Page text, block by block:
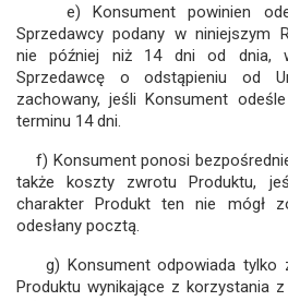
e) Konsument powinien
Sprzedawcy podany w niniejszym
nie później niż 14 dni od dnia,
Sprzedawcę o odstąpieniu od
zachowany, jeśli Konsument
terminu 14 dni.
f) Konsument ponosi
także koszty zwrotu Produktu,
charakter Produkt ten nie mógł
odesłany pocztą.
g) Konsument odpowiada tylko
Produktu wynikające z korzystania